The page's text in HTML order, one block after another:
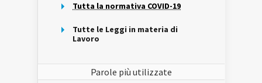
Tutta la normativa COVID-19
Tutte le Leggi in materia di
Lavoro
Parole più utilizzate